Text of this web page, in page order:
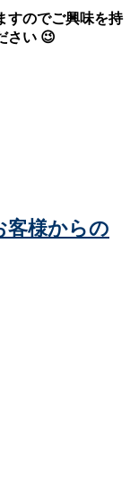
すのでご興味を持
さい 😉
客様からの